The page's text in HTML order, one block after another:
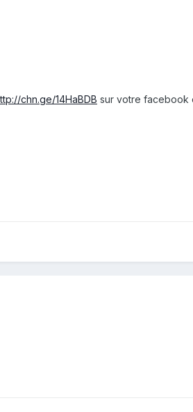
chn.ge/14HaBDB sur votre facebook